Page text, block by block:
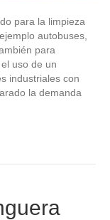
para la limpieza
autobuses,
para
uso de un
industriales con
la demanda